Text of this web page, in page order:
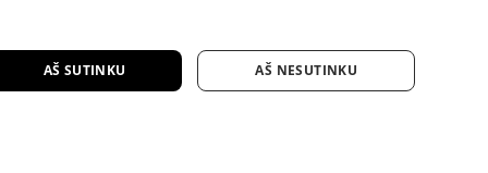
AŠ SUTINKU AŠ NESUTINKU